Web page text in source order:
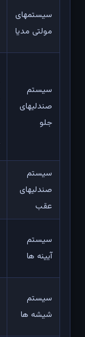
سیستمهای
مولتی مدیا
سیستم
صندلیهای
جلو
سیستم
صندلیهای
عقب
سیستم
آیینه ها
سیستم
شیشه ها